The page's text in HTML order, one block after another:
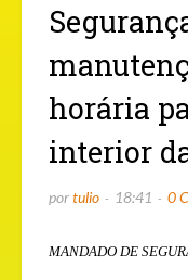
horária
interior
portulio 18:41 0
MANDADO DE